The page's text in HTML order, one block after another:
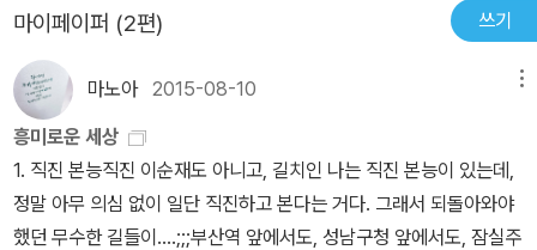
마이페이퍼 (2편) 쓰기
마노아2015-08-10
흥미로운 세상
1. 직진 본능직진 이순재도 아니고, 길치인 나는 직진 본능이 있는데,
정말 아무 의심 없이 일단 직진하고 본다는 거다. 그래서 되돌아와야
했던 무수한 길들이....;;;부산역 앞에서도, 성남구청 앞에서도, 잠실주